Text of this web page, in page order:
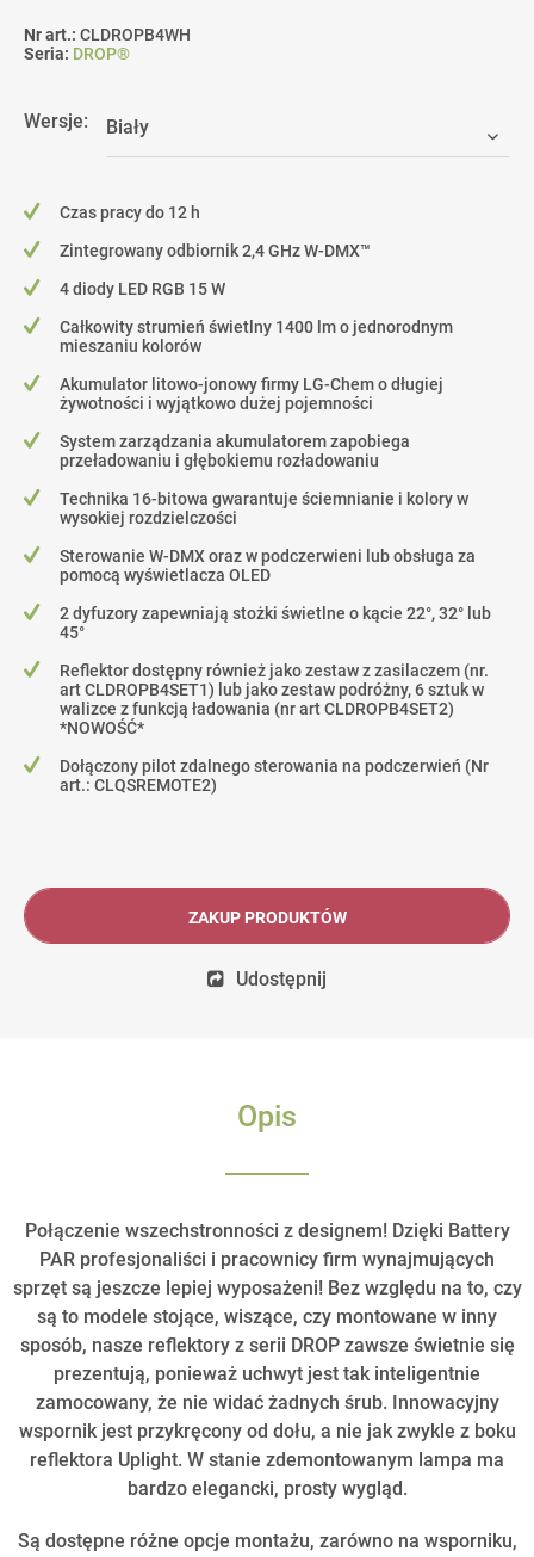
Nr art.: CLDROPB4WH
Seria: DROP®
Wersje:
Czas pracy do 12 h
Zintegrowany odbiornik 2,4 GHz W-DMX™
4 diody LED RGB 15 W
Całkowity strumień świetlny 1400 lm o jednorodnym
mieszaniu kolorów
Akumulator litowo-jonowy firmy LG-Chem o długiej
żywotności i wyjątkowo dużej pojemności
System zarządzania akumulatorem zapobiega
przeładowaniu i głębokiemu rozładowaniu
Technika 16-bitowa gwarantuje ściemnianie i kolory w
wysokiej rozdzielczości
Sterowanie W-DMX oraz w podczerwieni lub obsługa za
pomocą wyświetlacza OLED
2 dyfuzory zapewniają stożki świetlne o kącie 22°, 32° lub
45°
Reflektor dostępny również jako zestaw z zasilaczem (nr.
art CLDROPB4SET1) lub jako zestaw podróżny, 6 sztuk w
walizce z funkcją ładowania (nr art CLDROPB4SET2)
*NOWOŚĆ*
Dołączony pilot zdalnego sterowania na podczerwień (Nr
art.: CLQSREMOTE2)
ZAKUP PRODUKTÓW
Udostępnij
Opis
Połączenie wszechstronności z designem! Dzięki Battery
PAR profesjonaliści i pracownicy firm wynajmujących
sprzęt są jeszcze lepiej wyposażeni! Bez względu na to, czy
są to modele stojące, wiszące, czy montowane w inny
sposób, nasze reflektory z serii DROP zawsze świetnie się
prezentują, ponieważ uchwyt jest tak inteligentnie
zamocowany, że nie widać żadnych śrub. Innowacyjny
wspornik jest przykręcony od dołu, a nie jak zwykle z boku
reflektora Uplight. W stanie zdemontowanym lampa ma
bardzo elegancki, prosty wygląd.
Są dostępne różne opcje montażu, zarówno na wsporniku,